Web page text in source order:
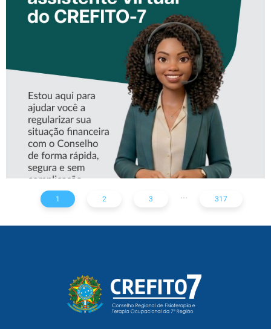
CONHEÇA A ‘ALINE’,
ASSISTENTE VIRTUAL DO
CREFITO-7
1 2 3 ... 317